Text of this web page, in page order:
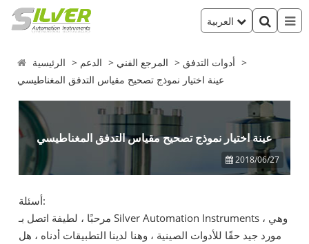
الرئيسية الدعم المرجع الفني
أدوات التدفق
عينة اختيار نموذج تصحيح مقياس التدفق المغناطيسي
عينة اختيار نموذج تصحيح مقياس التدفق المغناطيسي
2018/06/27
أسئلة:
مرحبًا ، لطيفة اتصل بـ Silver Automation Instruments ، وهي
مورد جيد حقًا للأدوات الصينية ، وهنا لدينا التطبيقات أدناه ، هل